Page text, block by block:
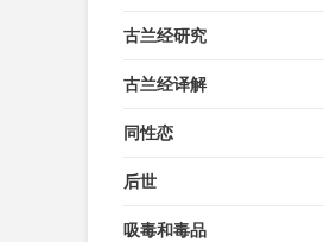
古兰经研究
古兰经译解
同性恋
后世
吸毒和毒品